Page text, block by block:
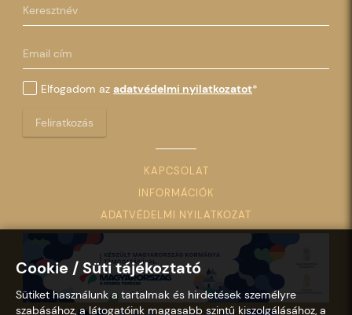
Elfogadom az adatvédelmi nyilatkozatot*
Feliratkozás
KAPCSOLAT
INFORMÁCIÓK
ADATVÉDELMI NYILATKOZAT
Cookie / Süti tájékoztató
Sütiket használunk a tartalmak és hirdetések személyre
szabásához, a látogatóink magasabb szintű kiszolgálásához, a